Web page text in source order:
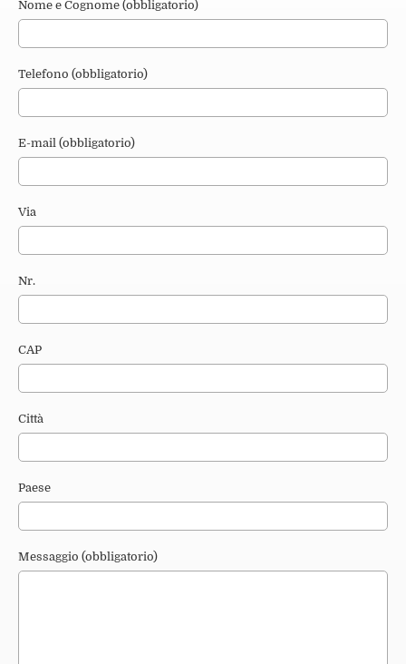
Nome e Cognome (obbligatorio)
Telefono (obbligatorio)
E-mail (obbligatorio)
Via
Nr.
CAP
Città
Paese
Messaggio (obbligatorio)